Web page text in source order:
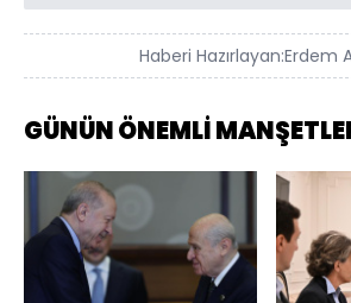
Haberi Hazırlayan:Erdem
GÜNÜN ÖNEMLİ